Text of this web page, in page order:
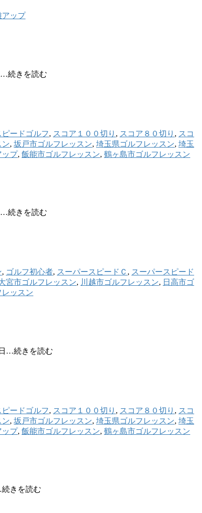
アップ
…続きを読む
ードゴルフ, スコア１００切り , スコア８０切り , スコ
ン, 坂戸市ゴルフレッスン, 埼玉県ゴルフレッスン, 埼玉
ップ, 飯能市ゴルフレッスン, 鶴ヶ島市ゴルフレッスン
…続きを読む
, ゴルフ初心者, スーパースピードＣ , スーパースピード
宮市ゴルフレッスン, 川越市ゴルフレッスン, 日高市ゴ
ッスン
…続きを読む
ードゴルフ, スコア１００切り , スコア８０切り , スコ
ン, 坂戸市ゴルフレッスン, 埼玉県ゴルフレッスン, 埼玉
ップ, 飯能市ゴルフレッスン, 鶴ヶ島市ゴルフレッスン
きを読む